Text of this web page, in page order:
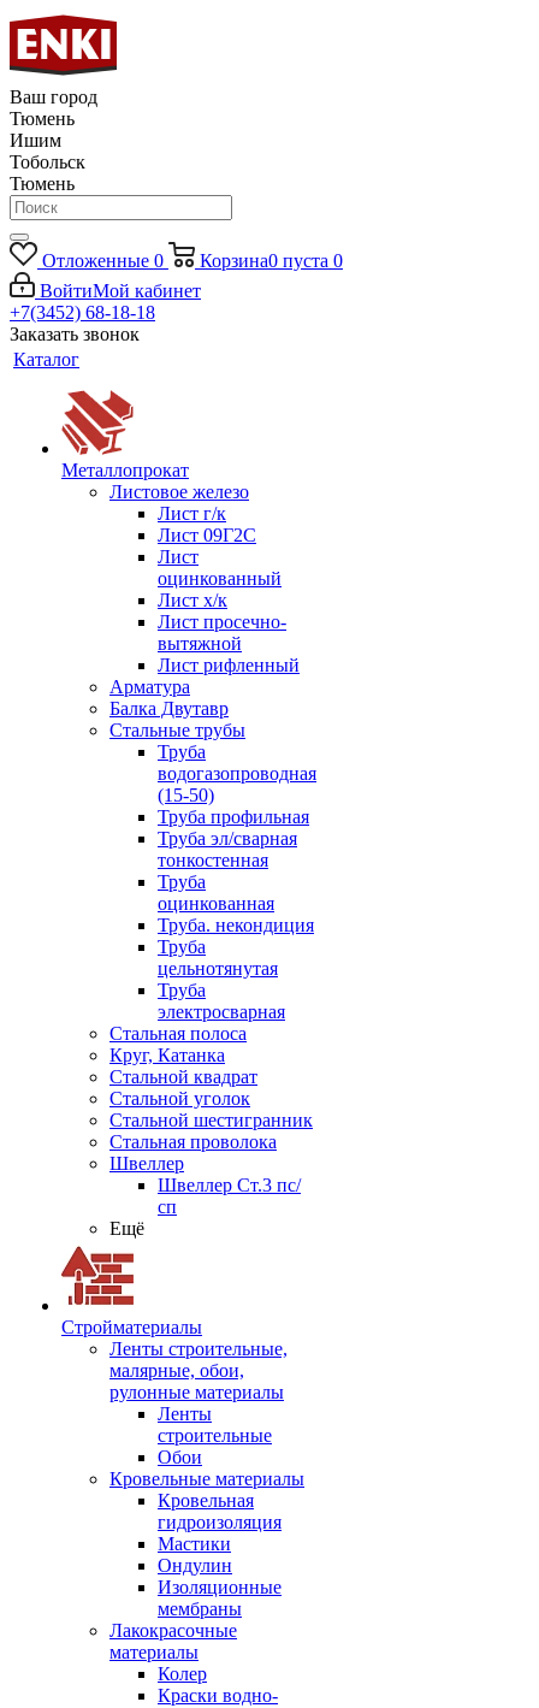
Ваш город
Тюмень
Ишим
Тобольск
Тюмень
Отложенные 0 Корзина0 пуста 0
ВойтиМой кабинет
+7(3452) 68-18-18
Заказать звонок
Каталог
Металлопрокат
Листовое железо
Лист г/к
Лист 09Г2С
Лист
оцинкованный
Лист х/к
Лист просечно-
вытяжной
Лист рифленный
Арматура
Балка Двутавр
Стальные трубы
Труба
водогазопроводная
(15-50)
Труба профильная
Труба эл/сварная
тонкостенная
Труба
оцинкованная
Труба. некондиция
Труба
цельнотянутая
Труба
электросварная
Стальная полоса
Круг, Катанка
Стальной квадрат
Стальной уголок
Стальной шестигранник
Стальная проволока
Швеллер
Швеллер Ст.3 пс/
сп
Ещё
Стройматериалы
Ленты строительные,
малярные, обои,
рулонные материалы
Ленты
строительные
Обои
Кровельные материалы
Кровельная
гидроизоляция
Мастики
Ондулин
Изоляционные
мембраны
Лакокрасочные
материалы
Колер
Краски водно-